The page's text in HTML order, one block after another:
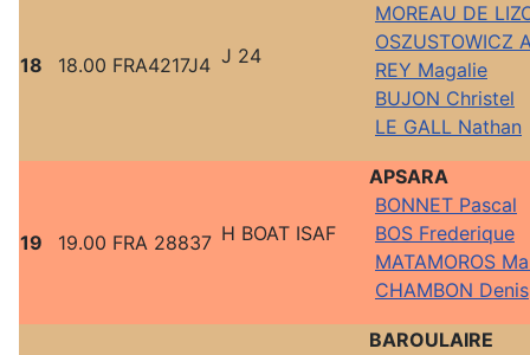
18 18.00 FRA4217J4 J 24
MOREAU DE
OSZUSTOWICZ
REY Magalie
BUJON Christel
LE GALL Nathan
19 19.00 FRA 28837 H BOAT ISAF
APSARA
BONNET Pascal
BOS Frederique
MATAMOROS
CHAMBON Denis
BAROULAIRE